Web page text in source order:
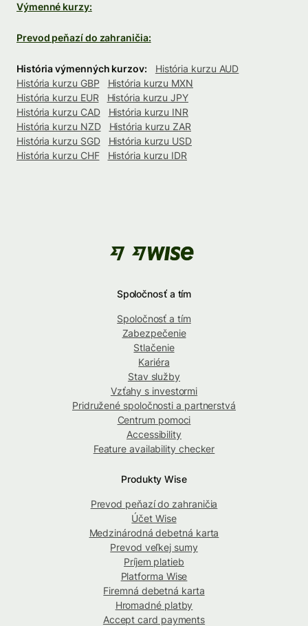
Výmenné kurzy:
Prevod peňazí do zahraničia:
História výmenných kurzov:
História kurzu AUD
História kurzu GBP
História kurzu MXN
História kurzu EUR
História kurzu JPY
História kurzu CAD
História kurzu INR
História kurzu NZD
História kurzu ZAR
História kurzu SGD
História kurzu USD
História kurzu CHF
História kurzu IDR
Spoločnosť a tím
Spoločnosť a tím
Zabezpečenie
Stlačenie
Kariéra
Stav služby
Vzťahy s investormi
Pridružené spoločnosti a partnerstvá
Centrum pomoci
Accessibility
Feature availability checker
Produkty Wise
Prevod peňazí do zahraničia
Účet Wise
Medzinárodná debetná karta
Prevod veľkej sumy
Príjem platieb
Platforma Wise
Firemná debetná karta
Hromadné platby
Accept card payments